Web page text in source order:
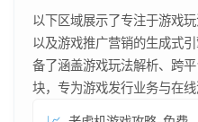
以下区域展示了专注于游戏
以及游戏推广营销的生成式
备了涵盖游戏玩法解析、跨
块，专为游戏发行业务与在